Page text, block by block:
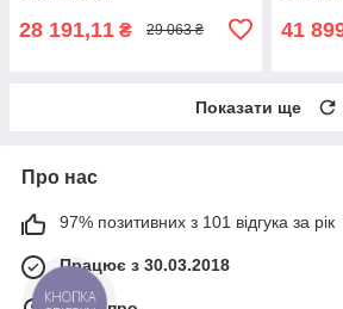
28 191,11 ₴ 29 063 ₴ 41
Показати ще
Про нас
97% позитивних з 101 відгука за рік
Працює з 30.03.2018
КНОПКА